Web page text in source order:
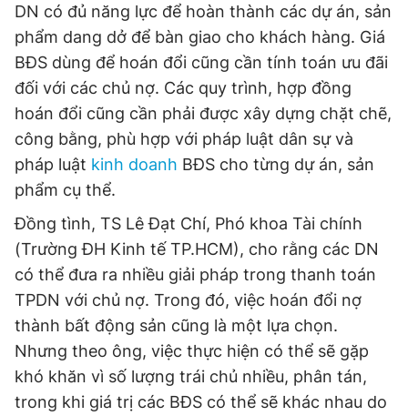
DN có đủ năng lực để hoàn thành các dự án, sản
phẩm dang dở để bàn giao cho khách hàng. Giá
BĐS dùng để hoán đổi cũng cần tính toán ưu đãi
đối với các chủ nợ. Các quy trình, hợp đồng
hoán đổi cũng cần phải được xây dựng chặt chẽ,
công bằng, phù hợp với pháp luật dân sự và
pháp luật kinh doanh BĐS cho từng dự án, sản
phẩm cụ thể.
Đồng tình, TS Lê Đạt Chí, Phó khoa Tài chính
(Trường ĐH Kinh tế TP.HCM), cho rằng các DN
có thể đưa ra nhiều giải pháp trong thanh toán
TPDN với chủ nợ. Trong đó, việc hoán đổi nợ
thành bất động sản cũng là một lựa chọn.
Nhưng theo ông, việc thực hiện có thể sẽ gặp
khó khăn vì số lượng trái chủ nhiều, phân tán,
trong khi giá trị các BĐS có thể sẽ khác nhau do